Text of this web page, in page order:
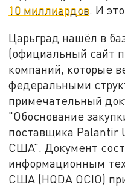
10 миллиардов. И
Царьград нашёл в
(официальный сайт
компаний, которые
федеральными
примечательный
"Обоснование
поставщика Palantir
США". Документ
информационным
США (HQDA OCIO)